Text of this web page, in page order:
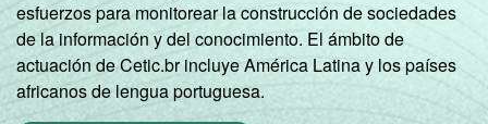
das tecnologias de informação e
comunicação nos domicílios brasileiros: TIC
Domicílios 2024 [Tabelas].
esfuerzos para monitorear la construcción de sociedades
de la información y del conocimiento. El ámbito de
actuación de Cetic.br incluye América Latina y los países
africanos de lengua portuguesa.